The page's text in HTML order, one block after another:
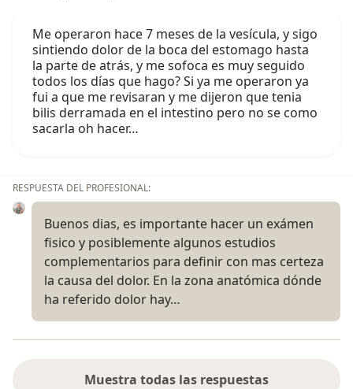
Me operaron hace 7 meses de la vesícula, y sigo
sintiendo dolor de la boca del estomago hasta
la parte de atrás, y me sofoca es muy seguido
todos los días que hago? Si ya me operaron ya
fui a que me revisaran y me dijeron que tenia
bilis derramada en el intestino pero no se como
sacarla oh hacer…
RESPUESTA DEL PROFESIONAL:
Buenos dias, es importante hacer un exámen
fisico y posiblemente algunos estudios
complementarios para definir con mas certeza
la causa del dolor. En la zona anatómica dónde
ha referido dolor hay…
Muestra todas las respuestas